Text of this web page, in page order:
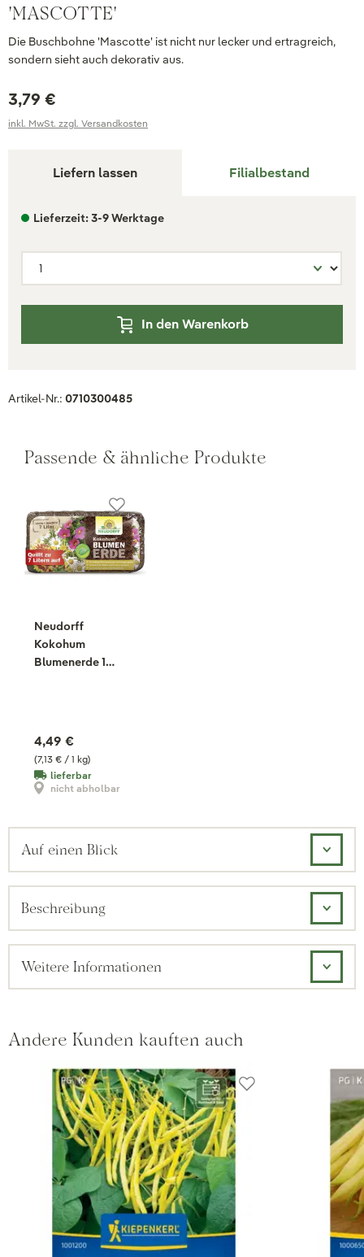
'MASCOTTE'
Die Buschbohne 'Mascotte' ist nicht nur lecker und ertragreich,
sondern sieht auch dekorativ aus.
3,79 €
inkl. MwSt. zzgl. Versandkosten
Liefern lassen Filialbestand
Lieferzeit: 3-9 Werktage
In den Warenkorb
Artikel-Nr.: 0710300485
Passende & ähnliche Produkte
Neudorff
Kokohum
Blumenerde 1
(7,13 € / 1 kg)
4,49 €
lieferbar
nicht abholbar
Auf einen Blick
Beschreibung
Weitere Informationen
Andere Kunden kauften auch